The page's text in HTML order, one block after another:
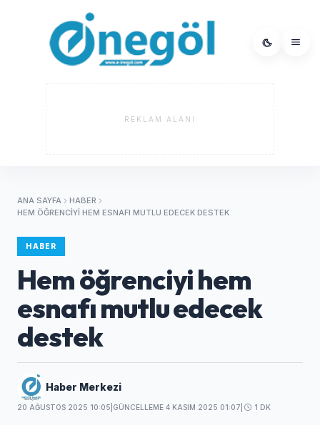
REKLAM ALANI
ANA SAYFA
HABER
HEM ÖĞRENCIYI HEM ESNAFI MUTLU EDECEK DESTEK
HABER
Hem öğrenciyi hem
esnafı mutlu edecek
destek
Haber Merkezi
20 AĞUSTOS 2025 10:05 GÜNCELLEME 4 KASIM 2025 01:07 1 DK